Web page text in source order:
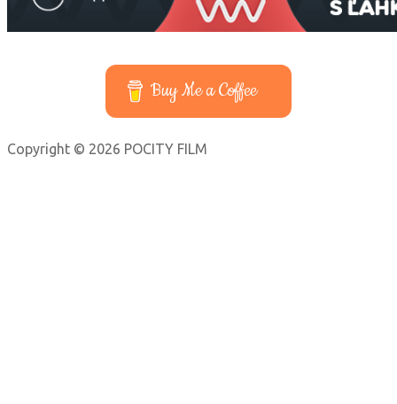
Buy Me a Coffee
Copyright © 2026 POCITY FILM